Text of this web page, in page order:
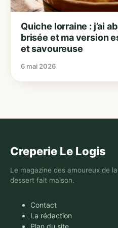
Quiche lorraine : j’ai
brisée et ma version
et savoureuse
6 mai 2026
Creperie Le Logis
Le magazine des amoureux de
dessert fait maison.
Contact
La rédaction
Plan du site